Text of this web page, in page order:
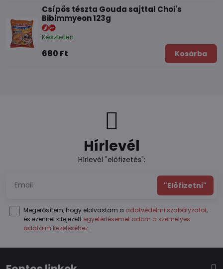
Csípős tészta Gouda sajttal Choi's
Bibimmyeon 123g
Készleten
680 Ft Kosárba
Hírlevél
Hírlevél "előfizetés":
"Előfizetni"
Megerősítem, hogy elolvastam a adatvédelmi szabályzatot,
és ezennel kifejezett egyetértésemet adom a személyes
adataim kezeléséhez.